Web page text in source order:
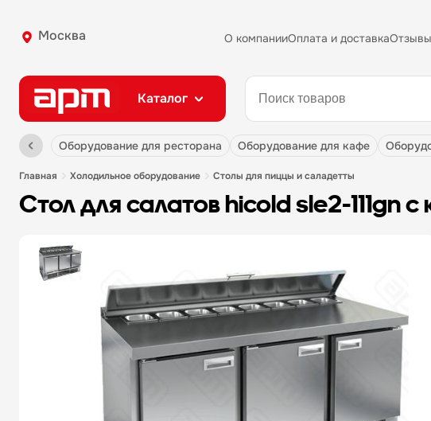
Москва О компанииОплата и доставкаОтзывы
Каталог
оборудование для ресторана оборудование для кафе
главная холодильное оборудование столы для пиццы и саладетты
стол для салатов hicold sle2-111gn